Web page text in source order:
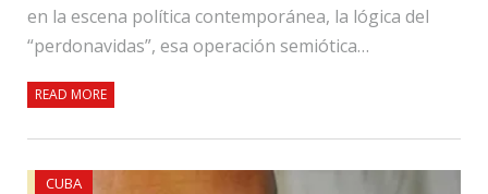
en la escena política contemporánea, la lógica del
“perdonavidas”, esa operación semiótica…
READ MORE
CUBA